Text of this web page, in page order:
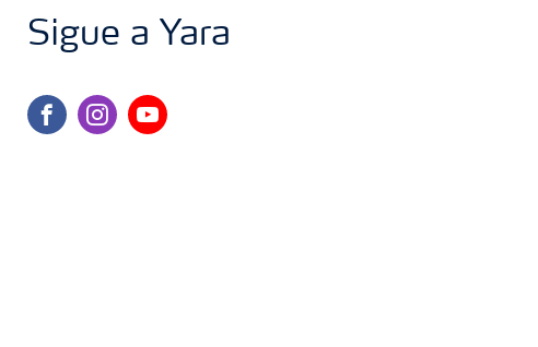
Sigue a Yara
facebookinstagram
youtube